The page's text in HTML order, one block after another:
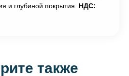
и глубиной покрытия. НДС:
также